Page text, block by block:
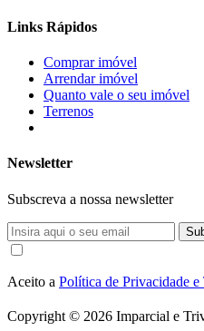
Links Rápidos
Comprar imóvel
Arrendar imóvel
Quanto vale o seu imóvel
Terrenos
Newsletter
Subscreva a nossa newsletter
Aceito a Política de Privacidade e
Copyright © 2026 Imparcial e